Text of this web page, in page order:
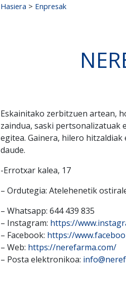
Hasiera > Enpresak
Eskainitako zerbitzuen artean,
zaindua, saski
egitea. Gainera, hilero
daude.
-Errotxar kalea, 17
– Ordutegia: Atelehenetik
– Whatsapp: 644 439 835
– Instagram: https://
– Facebook: https://
– Web: https://nerefarma.com/
– Posta elektronikoa: